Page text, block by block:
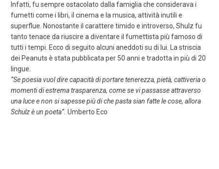
Infatti, fu sempre ostacolato dalla famiglia che considerava i
fumetti come i libri, il cinema e la musica, attività inutili e
superflue. Nonostante il carattere timido e introverso, Shulz fu
tanto tenace da riuscire a diventare il fumettista più famoso di
tutti i tempi. Ecco di seguito alcuni aneddoti su di lui. La striscia
dei Peanuts è stata pubblicata per 50 anni e tradotta in più di 20
lingue.
“Se poesia vuol dire capacità di portare tenerezza, pietà, cattiveria o
momenti di estrema trasparenza, come se vi passasse attraverso
una luce e non si sapesse più di che pasta sian fatte le cose, allora
Schulz è un poeta”. Umberto Eco